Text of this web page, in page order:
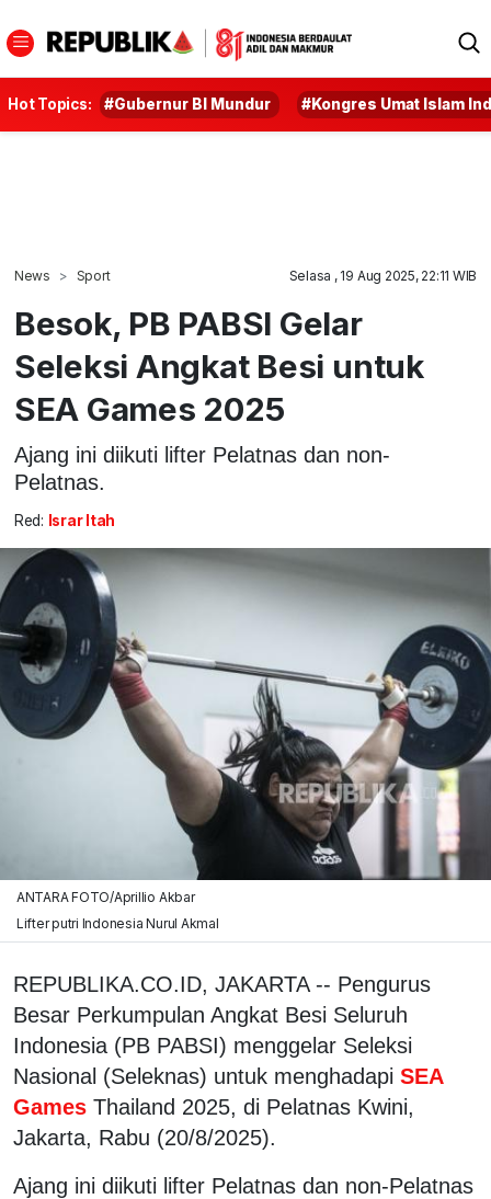
Hot Topics: #Gubernur BI Mundur #Kongres Umat Islam
News Sport Selasa , 19 Aug 2025, 22:11 WIB
Besok, PB PABSI Gelar
Seleksi Angkat Besi untuk
SEA Games 2025
Ajang ini diikuti lifter Pelatnas dan non-
Pelatnas.
Red: Israr Itah
ANTARA FOTO/Aprillio Akbar
Lifter putri Indonesia Nurul Akmal
REPUBLIKA.CO.ID, JAKARTA -- Pengurus
Besar Perkumpulan Angkat Besi Seluruh
Indonesia (PB PABSI) menggelar Seleksi
Nasional (Seleknas) untuk menghadapi SEA
Games Thailand 2025, di Pelatnas Kwini,
Jakarta, Rabu (20/8/2025).
Ajang ini diikuti lifter Pelatnas dan non-Pelatnas